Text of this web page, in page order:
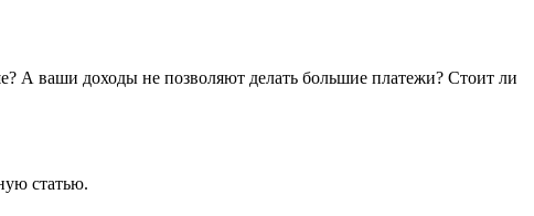
А ваши доходы не позволяют делать большие платежи? Стоит ли
статью.